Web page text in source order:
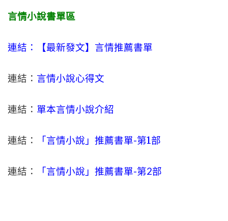
言情小說書單區
連結：【最新發文】 言情推薦書單
連結： 言情小說心得文
連結： 單本言情小說介紹
連結： 「言情小說」推薦書單-第1部
連結： 「言情小說」推薦書單-第2部